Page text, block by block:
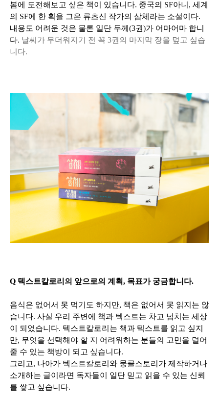
봄에 도전해보고 싶은 책이 있습니다. 중국의 SF아니, 세계
의 SF에 한 획을 그은 류츠신 작가의 삼체라는 소설이다.
내용도 어려운 것은 물론 일단 두께(3권)가 어마어마 합니
다. 날씨가 무더워지기 전 꼭 3권의 마지막 장을 덮고 싶습
니다.
Q 텍스트칼로리의 앞으로의 계획, 목표가 궁금합니다.
음식은 없어서 못 먹기도 하지만, 책은 없어서 못 읽지는 않
습니다. 사실 우리 주변에 책과 텍스트는 차고 넘치는 세상
이 되었습니다. 텍스트칼로리는 책과 텍스트를 읽고 싶지
만, 무엇을 선택해야 할 지 어려워하는 분들의 고민을 덜어
줄 수 있는 책방이 되고 싶습니다.
그리고, 나아가 텍스트칼로리와 뭉클스토리가 제작하거나
소개하는 글이라면 독자들이 일단 믿고 읽을 수 있는 신뢰
를 쌓고 싶습니다.